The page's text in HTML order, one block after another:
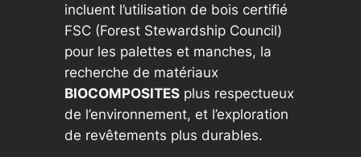
incluent l’utilisation de bois certifié
FSC (Forest Stewardship Council)
pour les palettes et manches, la
recherche de matériaux
BIOCOMPOSITESplus respectueux
de l’environnement, et l’exploration
de revêtements plus durables.